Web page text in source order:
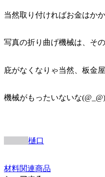
当然取り付ければお金はか
写真の折り曲げ機械は、そ
庇がなくなりゃ当然、板金
機械がもったいないな(@_@)
樋口
材料関連商品